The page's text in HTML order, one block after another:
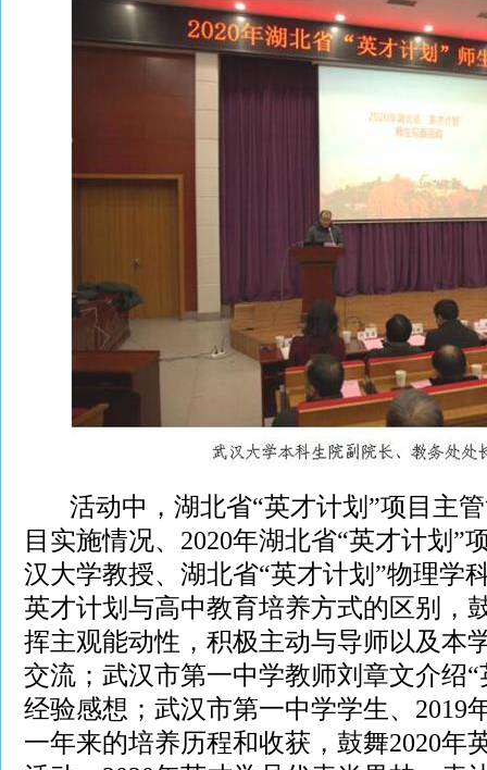
活动中，湖北省“英才计划”项目主管
目实施情况、2020年湖北省“英才计划”
汉大学教授、湖北省“英才计划”物理学
英才计划与高中教育培养方式的区别，
挥主观能动性，积极主动与导师以及本
交流；武汉市第一中学教师刘章文介绍
经验感想；武汉市第一中学学生、2019
一年来的培养历程和收获，鼓舞2020年